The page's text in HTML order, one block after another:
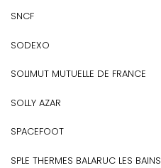
SNCF
SODEXO
SOLIMUT MUTUELLE DE FRANCE
SOLLY AZAR
SPACEFOOT
SPLE THERMES BALARUC LES BAINS